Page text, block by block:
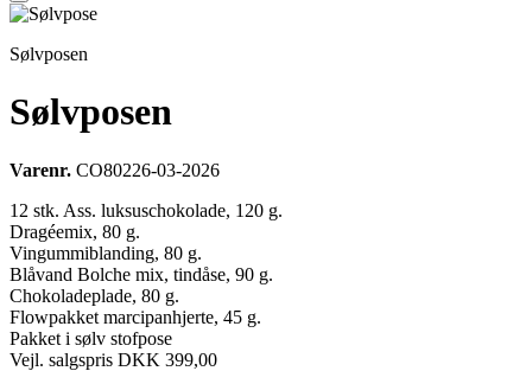
Sølvposen
Sølvposen
Varenr. CO80226-03-2026
12 stk. Ass. luksuschokolade, 120 g.
Dragéemix, 80 g.
Vingummiblanding, 80 g.
Blåvand Bolche mix, tindåse, 90 g.
Chokoladeplade, 80 g.
Flowpakket marcipanhjerte, 45 g.
Pakket i sølv stofpose
Vejl. salgspris DKK 399,00